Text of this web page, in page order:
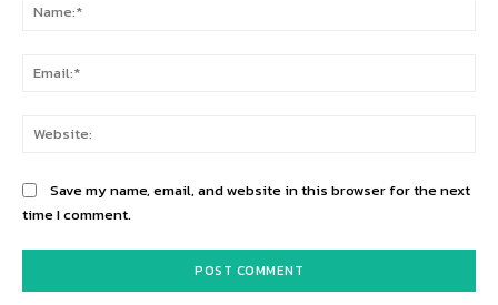
Save my name, email, and website in this browser for the next
time I comment.